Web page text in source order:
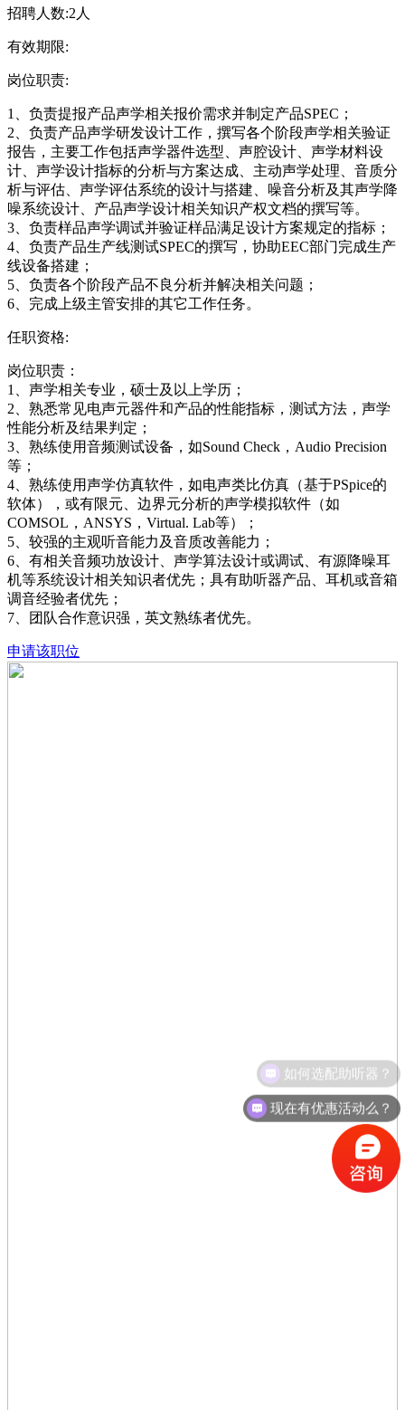
招聘人数:2人
有效期限:
岗位职责:
1、负责提报产品声学相关报价需求并制定产品SPEC；
2、负责产品声学研发设计工作，撰写各个阶段声学相关验证
报告，主要工作包括声学器件选型、声腔设计、声学材料设
计、声学设计指标的分析与方案达成、主动声学处理、音质分
析与评估、声学评估系统的设计与搭建、噪音分析及其声学降
噪系统设计、产品声学设计相关知识产权文档的撰写等。
3、负责样品声学调试并验证样品满足设计方案规定的指标；
4、负责产品生产线测试SPEC的撰写，协助EEC部门完成生产
线设备搭建；
5、负责各个阶段产品不良分析并解决相关问题；
6、完成上级主管安排的其它工作任务。
任职资格:
岗位职责：
1、声学相关专业，硕士及以上学历；
2、熟悉常见电声元器件和产品的性能指标，测试方法，声学
性能分析及结果判定；
3、熟练使用音频测试设备，如Sound Check，Audio Precision
等；
4、熟练使用声学仿真软件，如电声类比仿真（基于PSpice的
软体），或有限元、边界元分析的声学模拟软件（如
COMSOL，ANSYS，Virtual. Lab等）；
5、较强的主观听音能力及音质改善能力；
6、有相关音频功放设计、声学算法设计或调试、有源降噪耳
机等系统设计相关知识者优先；具有助听器产品、耳机或音箱
调音经验者优先；
7、团队合作意识强，英文熟练者优先。
申请该职位
如何选配助听器？
现在有优惠活动么？